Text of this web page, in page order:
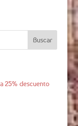
25% descuento